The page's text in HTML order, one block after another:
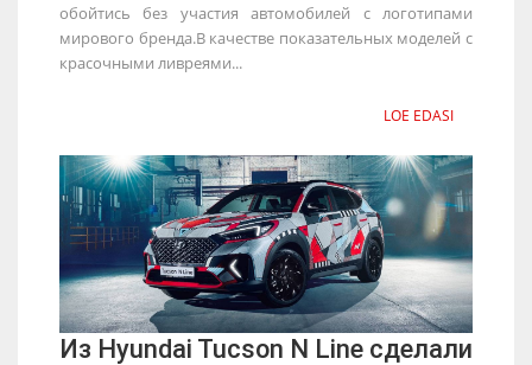
обойтись без участия автомобилей с логотипами
мирового бренда.В качестве показательных моделей с
красочными ливреями...
LOE EDASI
Из Hyundai Tucson N Line сделали